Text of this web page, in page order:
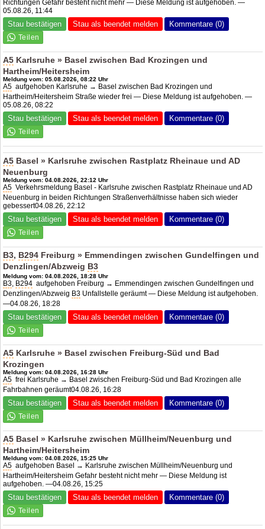
Richtungen Gefahr besteht nicht mehr — Diese Meldung ist aufgehoben. —
05.08.26, 11:44
Stau bestätigen Stau als beendet melden Kommentare (0)
A5 Karlsruhe » Basel zwischen Bad Krozingen und
Hartheim/Heitersheim
Meldung vom: 05.08.2026, 08:22 Uhr
A5 aufgehoben Karlsruhe → Basel zwischen Bad Krozingen und
Hartheim/Heitersheim Straße wieder frei — Diese Meldung ist aufgehoben. —
05.08.26, 08:22
Stau bestätigen Stau als beendet melden Kommentare (0)
A5 Basel » Karlsruhe zwischen Rastplatz Rheinaue undAD
Neuenburg
Meldung vom: 04.08.2026, 22:12 Uhr
A5 Verkehrsmeldung Basel - Karlsruhe zwischen Rastplatz Rheinaue undAD
Neuenburg in beiden Richtungen Straßenverhältnisse haben sich wieder
gebessert04.08.26, 22:12
Stau bestätigen Stau als beendet melden Kommentare (0)
B3, B294 Freiburg » Emmendingen zwischen Gundelfingen und
Denzlingen/Abzweig B3
Meldung vom: 04.08.2026, 18:28 Uhr
B3, B294 aufgehoben Freiburg → Emmendingen zwischen Gundelfingen und
Denzlingen/Abzweig B3 Unfallstelle geräumt — Diese Meldung ist aufgehoben.
—04.08.26, 18:28
Stau bestätigen Stau als beendet melden Kommentare (0)
A5 Karlsruhe » Basel zwischen Freiburg-Süd und Bad
Krozingen
Meldung vom: 04.08.2026, 16:28 Uhr
A5 frei Karlsruhe → Basel zwischen Freiburg-Süd und Bad Krozingen alle
Fahrbahnen geräumt04.08.26, 16:28
Stau bestätigen Stau als beendet melden Kommentare (0)
A5 Basel » Karlsruhe zwischen Müllheim/Neuenburg und
Hartheim/Heitersheim
Meldung vom: 04.08.2026, 15:25 Uhr
A5 aufgehoben Basel → Karlsruhe zwischen Müllheim/Neuenburg und
Hartheim/Heitersheim Gefahr besteht nicht mehr — Diese Meldung ist
aufgehoben. —04.08.26, 15:25
Stau bestätigen Stau als beendet melden Kommentare (0)